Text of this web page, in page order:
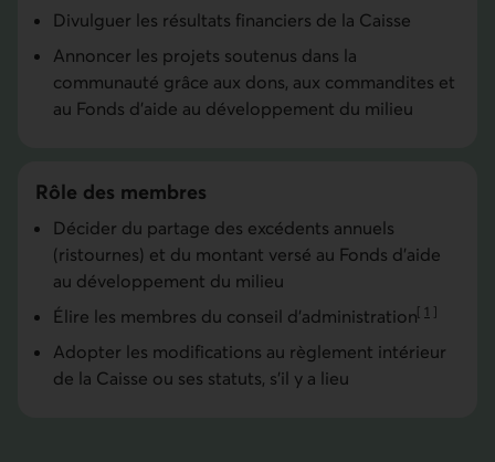
Divulguer les résultats financiers de la Caisse
Annoncer les projets soutenus dans la
communauté grâce aux dons, aux commandites et
au Fonds d’aide au développe­ment du milieu
Rôle des membres
Décider du partage des excédents annuels
(ristournes) et du montant versé au Fonds d’aide
au développe­ment du milieu
Élire les membres du conseil d’administra­tion[ 1 ]
Aller à la
Adopter les modifications au règlement intérieur
de la Caisse ou ses statuts, s’il y a lieu